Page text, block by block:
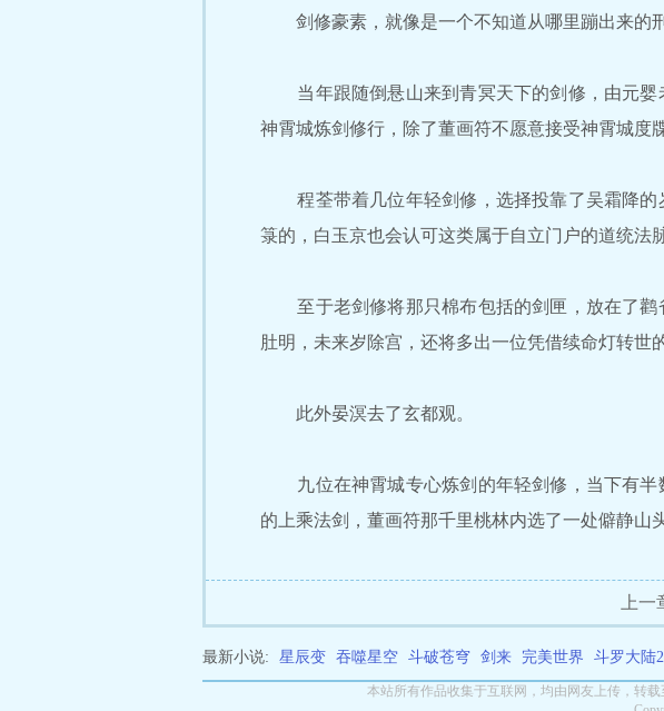
剑修豪素，就像是一个不知道从哪里蹦出来的刑
当年跟随倒悬山来到青冥天下的剑修，由元婴
神霄城炼剑修行，除了董画符不愿意接受神霄城度
程荃带着几位年轻剑修，选择投靠了吴霜降的
箓的，白玉京也会认可这类属于自立门户的道统法
至于老剑修将那只棉布包括的剑匣，放在了鹳
肚明，未来岁除宫，还将多出一位凭借续命灯转世
此外晏溟去了玄都观。
九位在神霄城专心炼剑的年轻剑修，当下有半
的上乘法剑，董画符那千里桃林内选了一处僻静山
上一
最新小说: 星辰变 吞噬星空 斗破苍穹 剑来 完美世界 斗罗大陆
本站所有作品收集于互联网，均由网友上传，转